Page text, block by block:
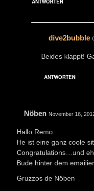
ANTWORTEN
dive2bubble
Beides klappt!
ANTWORTEN
Nöben November 16,
Hallo Remo
He ist eine ganz coole
Congratulations…und
Bude hinter dem
Gruzzos de Nöben